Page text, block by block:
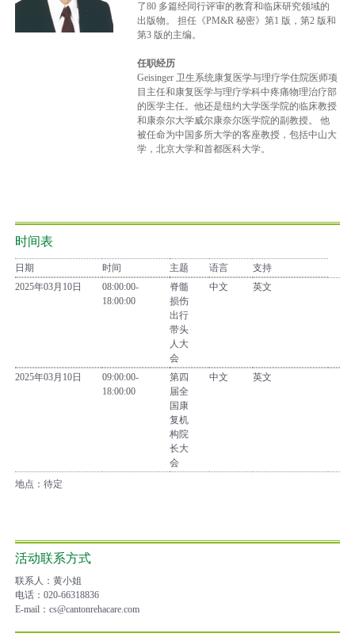
了80 多篇经同行评审的教育和临床研究领域的
出版物。 担任《PM&R 秘密》第1 版，第2 版和
第3 版的主编。
任职经历
Geisinger 卫生系统康复医学与理疗学住院医师项
目主任和康复医学与理疗学科中疼痛物理治疗部
的医学主任。他还是纽约大学医学院的临床教授
和康奈尔大学威尔康奈尔医学院的副教授。 他
被任命为中国多所大学的客座教授，包括中山大
学，北京大学和首都医科大学。
时间表
日期 时间 主题 语言
支持
2025年03月10日
08:00:00-
18:00:00
脊髓
损伤
出行
带头
人大
会
中文 英文
2025年03月10日
09:00:00-
18:00:00
第四
届全
国康
复机
构院
长大
会
中文 英文
地点：待定
活动联系方式
联系人：黄小姐
电话：020-66318836
E-mail：cs@cantonrehacare.com